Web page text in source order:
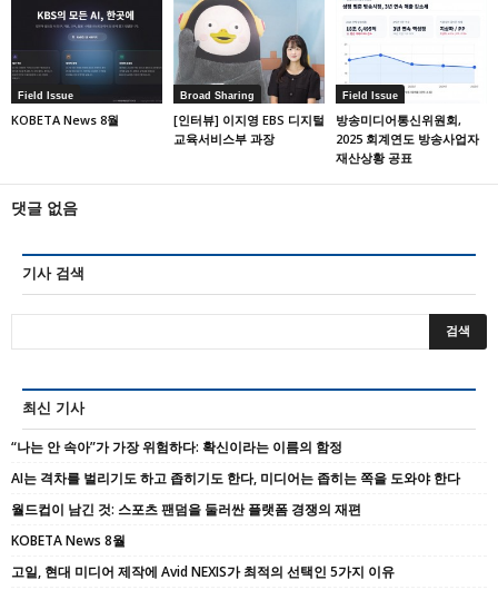
Field Issue
KOBETA News 8월
Broad Sharing
[인터뷰] 이지영 EBS 디지털
교육서비스부 과장
Field Issue
방송미디어통신위원회,
2025 회계연도 방송사업자
재산상황 공표
댓글 없음
기사 검색
최신 기사
“나는 안 속아”가 가장 위험하다: 확신이라는 이름의 함정
AI는 격차를 벌리기도 하고 좁히기도 한다, 미디어는 좁히는 쪽을 도와야 한다
월드컵이 남긴 것: 스포츠 팬덤을 둘러싼 플랫폼 경쟁의 재편
KOBETA News 8월
고일, 현대 미디어 제작에 Avid NEXIS가 최적의 선택인 5가지 이유